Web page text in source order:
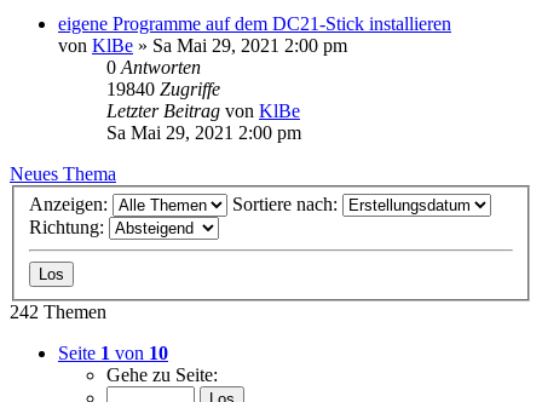
eigene Programme auf dem DC21-Stick installieren
von KlBe » Sa Mai 29, 2021 2:00 pm
0 Antworten
19840 Zugriffe
Letzter Beitrag von KlBe
Sa Mai 29, 2021 2:00 pm
Neues Thema
Anzeigen:
Sortiere nach:
Richtung:
242 Themen
Seite 1 von 10
Gehe zu Seite: